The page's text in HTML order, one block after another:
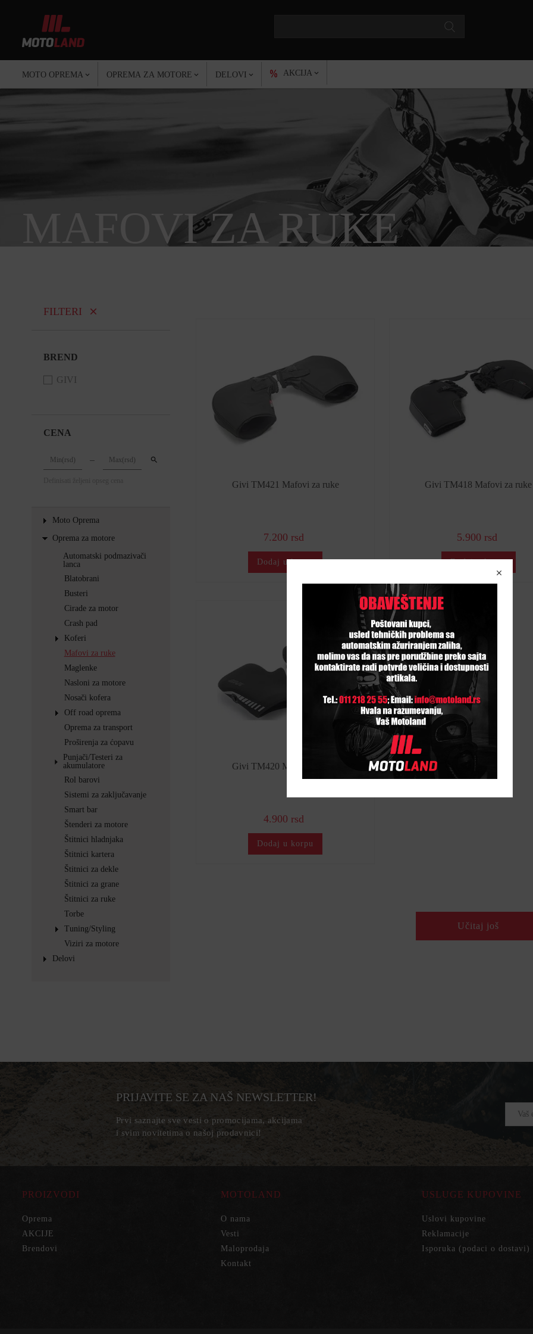
MOTO OPREMA OPREMA ZA MOTORE DELOVI AKCIJA
MAFOVI ZA RUKE
FILTERI
BREND
GIVI
CENA
Moto Oprema
Oprema za motore
Automatski podmazivači
lanca
Blatobrani
Busteri
Cirade za motor
Crash pad
Koferi
Mafovi za ruke
Maglenke
Nasloni za motore
Nosači kofera
Off road oprema
Oprema za transport
Proširenja za ćopavu
Punjači/Testeri za
akumulatore
Rol barovi
Sistemi za zaključavanje
Smart bar
Štenderi za motore
Štitnici hladnjaka
Štitnici kartera
Štitnici za dekle
Štitnici za grane
Štitnici za ruke
Torbe
Tuning/Styling
Viziri za motore
Delovi
Givi TM421 Mafovi za ruke
7.200 rsd
Dodaj u korpu
Givi TM418 Mafovi za ruke
5.900 rsd
Dodaj u korpu
Givi TM420 Mafovi za ruke
4.900 rsd
Dodaj u korpu
Učitaj još
PRIJAVITE SE ZA NAŠ NEWSLETTER!
Prvi saznajte sve vesti o promocijama, akcijama
i svim novitetima o našoj prodavnici!
PROIZVODI
Oprema
AKCIJE
Brendovi
MOTOLAND
O nama
Vesti
Maloprodaja
Kontakt
USLUGE KUPOVINE
Uslovi kupovine
Reklamacije
Isporuka (podaci o dostavi)